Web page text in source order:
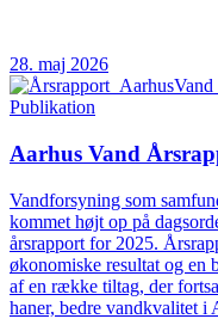
28. maj 2026
Publikation
Aarhus Vand
Vandforsyning som
kommet højt op på
årsrapport for 2025.
økonomiske resultat og en
af en række tiltag, der
haner, bedre vandkvalitet i